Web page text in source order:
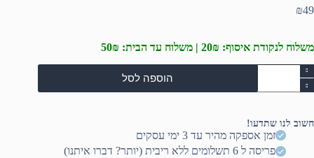
₪49
משלוח לנקודת איסוף: 20₪ | משלוח עד הבית: 50₪
כמות
של
דיו
אדום
הוספה לסל
חשוב לנו שתדעו!
זמן אספקה מהיר עד 3 ימי עסקים
פריסה ל 6 תשלומים ללא ריבית (יותר? דברו איתנו)